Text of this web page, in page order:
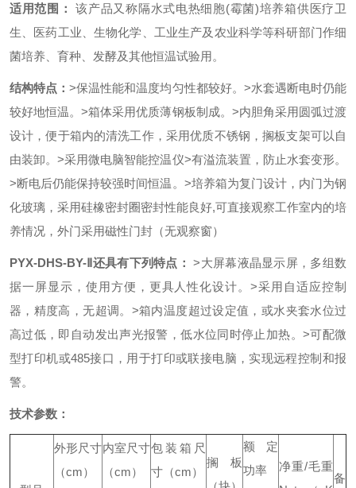
适用范围：该产品又称隔水式电热细胞(霉菌)培养箱供医疗卫
生、医药工业、生物化学、工业生产及农业科学等科研部门作细
菌培养、育种、发酵及其他恒温试验用。
结构特点：>保温性能和温度均匀性都较好。 >水套遇断电时仍能
较好地恒温。>箱体采用优质薄钢板制成。 >内胆角采用圆弧过渡
设计，便于箱内的清洗工作，采用优质不锈钢，搁板支架可以自
由装卸。>采用微电脑智能控温仪>有溢流装置，防止水套变形。
>断电后仍能保持较强时间恒温。 >培养箱为复门设计，内门为钢
化玻璃，采用硅橡密封圈密封性能良好,可直接观察工作室内的培
养情况，外门采用磁性门封（无观察窗）
PYX-DHS-BY-Ⅱ还具有下列特点：>大屏幕液晶显示屏，多组数
据一屏显示，使用方便，更具人性化设计。>采用自适应控制
器，精度高，无超调。 >箱内温度超过设定值，或水夹套水位过
高过低，即自动发出声光报警，低水位同时停止加热。 >可配微
型打印机或485接口，用于打印或联接电脑，实现远程控制和报
警。
技术参数：
外形尺寸
（cm）
内室尺寸
（cm）
包装箱尺
寸（cm）
搁板
额定
功率
净重/毛重
备